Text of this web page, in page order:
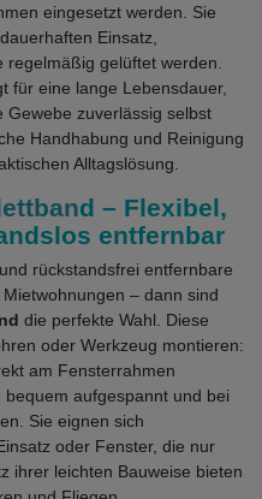
eingesetzt werden. Sie
Einsatz,
gelüftet werden.
für eine lange Lebensdauer,
Gewebe zuverlässig selbst
Handhabung und Reinigung
Alltagslösung.
d – Flexibel,
entfernbar
rückstandsfrei entfernbare
– dann sind
die perfekte Wahl. Diese
oder Werkzeug montieren:
am Fensterrahmen
aufgespannt und bei
Sie eignen sich
oder Fenster, die nur
ihrer leichten Bauweise bieten